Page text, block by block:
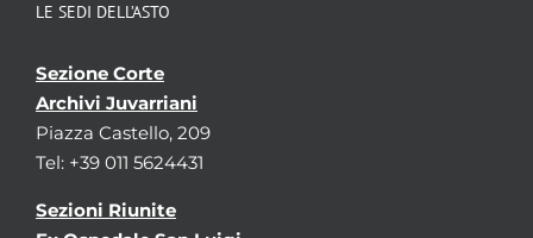
LE SEDI DELL’ASTO
Sezione Corte
Archivi Juvarriani
Piazza Castello, 209
Tel: +39 011 5624431
Sezioni Riunite